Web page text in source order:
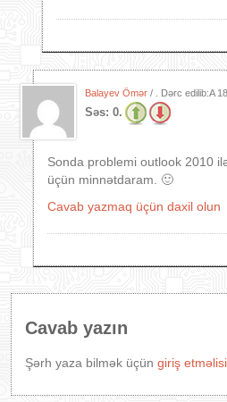
Balayev Ömər / . Dərc edilib:A
Səs: 0.
Sonda problemi outlook 2010
üçün minnətdaram. 🙂
Cavab yazmaq üçün daxil olun
Cavab yazın
Şərh yaza bilmək üçün giriş